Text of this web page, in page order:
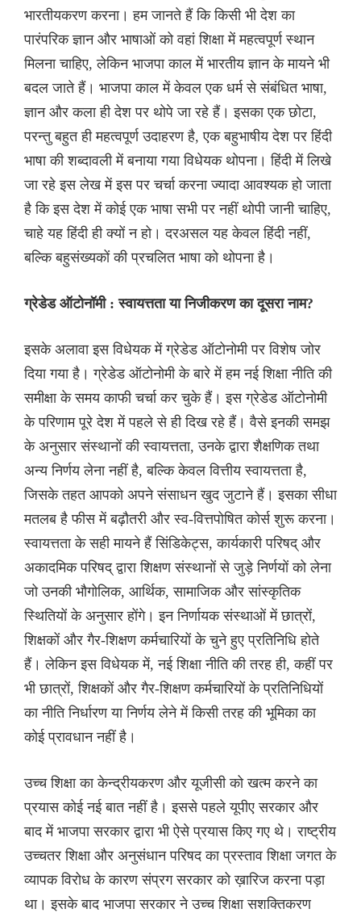
भारतीयकरण करना। हम जानते हैं कि किसी भी देश का
पारंपरिक ज्ञान और भाषाओं को वहां शिक्षा में महत्वपूर्ण स्थान
मिलना चाहिए, लेकिन भाजपा काल में भारतीय ज्ञान के मायने भी
बदल जाते हैं। भाजपा काल में केवल एक धर्म से संबंधित भाषा,
ज्ञान और कला ही देश पर थोपे जा रहे हैं। इसका एक छोटा,
परन्तु बहुत ही महत्वपूर्ण उदाहरण है, एक बहुभाषीय देश पर हिंदी
भाषा की शब्दावली में बनाया गया विधेयक थोपना। हिंदी में लिखे
जा रहे इस लेख में इस पर चर्चा करना ज्यादा आवश्यक हो जाता
है कि इस देश में कोई एक भाषा सभी पर नहीं थोपी जानी चाहिए,
चाहे यह हिंदी ही क्यों न हो। दरअसल यह केवल हिंदी नहीं,
बल्कि बहुसंख्यकों की प्रचलित भाषा को थोपना है।
ग्रेडेड ऑटोनॉमी : स्वायत्तता या निजीकरण का दूसरा नाम?
इसके अलावा इस विधेयक में ग्रेडेड ऑटोनोमी पर विशेष जोर
दिया गया है। ग्रेडेड ऑटोनोमी के बारे में हम नई शिक्षा नीति की
समीक्षा के समय काफी चर्चा कर चुके हैं। इस ग्रेडेड ऑटोनोमी
के परिणाम पूरे देश में पहले से ही दिख रहे हैं। वैसे इनकी समझ
के अनुसार संस्थानों की स्वायत्तता, उनके द्वारा शैक्षणिक तथा
अन्य निर्णय लेना नहीं है, बल्कि केवल वित्तीय स्वायत्तता है,
जिसके तहत आपको अपने संसाधन खुद जुटाने हैं। इसका सीधा
मतलब है फीस में बढ़ौतरी और स्व-वित्तपोषित कोर्स शुरू करना।
स्वायत्तता के सही मायने हैं सिंडिकेट्स, कार्यकारी परिषद् और
अकादमिक परिषद् द्वारा शिक्षण संस्थानों से जुड़े निर्णयों को लेना
जो उनकी भौगोलिक, आर्थिक, सामाजिक और सांस्कृतिक
स्थितियों के अनुसार होंगे। इन निर्णायक संस्थाओं में छात्रों,
शिक्षकों और गैर-शिक्षण कर्मचारियों के चुने हुए प्रतिनिधि होते
हैं। लेकिन इस विधेयक में, नई शिक्षा नीति की तरह ही, कहीं पर
भी छात्रों, शिक्षकों और गैर-शिक्षण कर्मचारियों के प्रतिनिधियों
का नीति निर्धारण या निर्णय लेने में किसी तरह की भूमिका का
कोई प्रावधान नहीं है।
उच्च शिक्षा का केन्द्रीयकरण और यूजीसी को खत्म करने का
प्रयास कोई नई बात नहीं है। इससे पहले यूपीए सरकार और
बाद में भाजपा सरकार द्वारा भी ऐसे प्रयास किए गए थे। राष्ट्रीय
उच्चतर शिक्षा और अनुसंधान परिषद का प्रस्ताव शिक्षा जगत के
व्यापक विरोध के कारण संप्रग सरकार को ख़ारिज करना पड़ा
था। इसके बाद भाजपा सरकार ने उच्च शिक्षा सशक्तिकरण